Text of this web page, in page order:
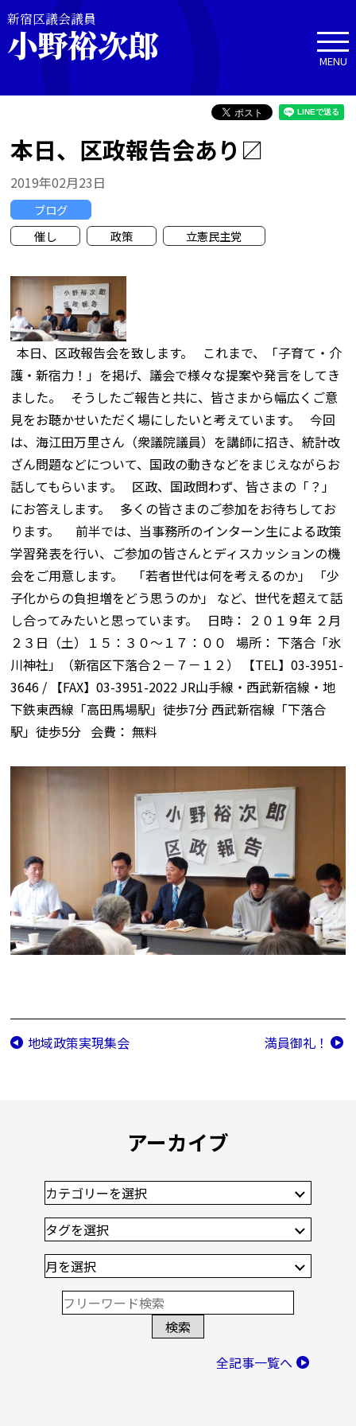
新宿区議会議員
小野裕次郎 MENU
本日、区政報告会あり〼
2019年02月23日
ブログ
催し
政策 立憲民主党
本日、区政報告会を致します。 これまで、「子育て・介
護・新宿力！」を掲げ、議会で様々な提案や発言をしてき
ました。 そうしたご報告と共に、皆さまから幅広くご意
見をお聴かせいただく場にしたいと考えています。 今回
は、海江田万里さん（衆議院議員）を講師に招き、統計改
ざん問題などについて、国政の動きなどをまじえながらお
話してもらいます。 区政、国政問わず、皆さまの「？」
にお答えします。 多くの皆さまのご参加をお待ちしてお
ります。 前半では、当事務所のインターン生による政策
学習発表を行い、ご参加の皆さんとディスカッションの機
会をご用意します。 「若者世代は何を考えるのか」 「少
子化からの負担増をどう思うのか」 など、世代を超えて話
し合ってみたいと思っています。 日時： ２０１９年 ２月
２３日（土）１５：３０～１７：００ 場所： 下落合「氷
川神社」（新宿区下落合２－７－１２） 【TEL】03-3951-
3646 / 【FAX】03-3951-2022 JR山手線・西武新宿線・地
下鉄東西線「高田馬場駅」徒歩7分 西武新宿線「下落合
駅」徒歩5分 会費： 無料
地域政策実現集会 満員御礼！
アーカイブ
全記事一覧へ